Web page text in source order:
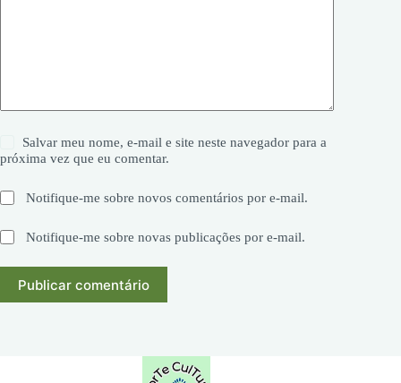
Salvar meu nome, e-mail e site neste navegador para a
próxima vez que eu comentar.
Notifique-me sobre novos comentários por e-mail.
Notifique-me sobre novas publicações por e-mail.
Publicar comentário